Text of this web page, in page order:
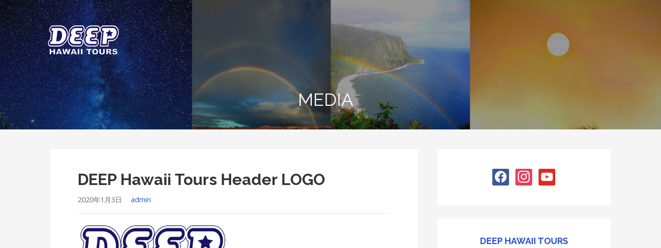
Skip
to
content
ディープ ハワイ ツアーズ
ハワイ島のプライベートツアー
MEDIA
DEEP Hawaii Tours Header LOGO
2020年1月3日 admin
facebookinstagramyoutube
DEEP HAWAII TOURS